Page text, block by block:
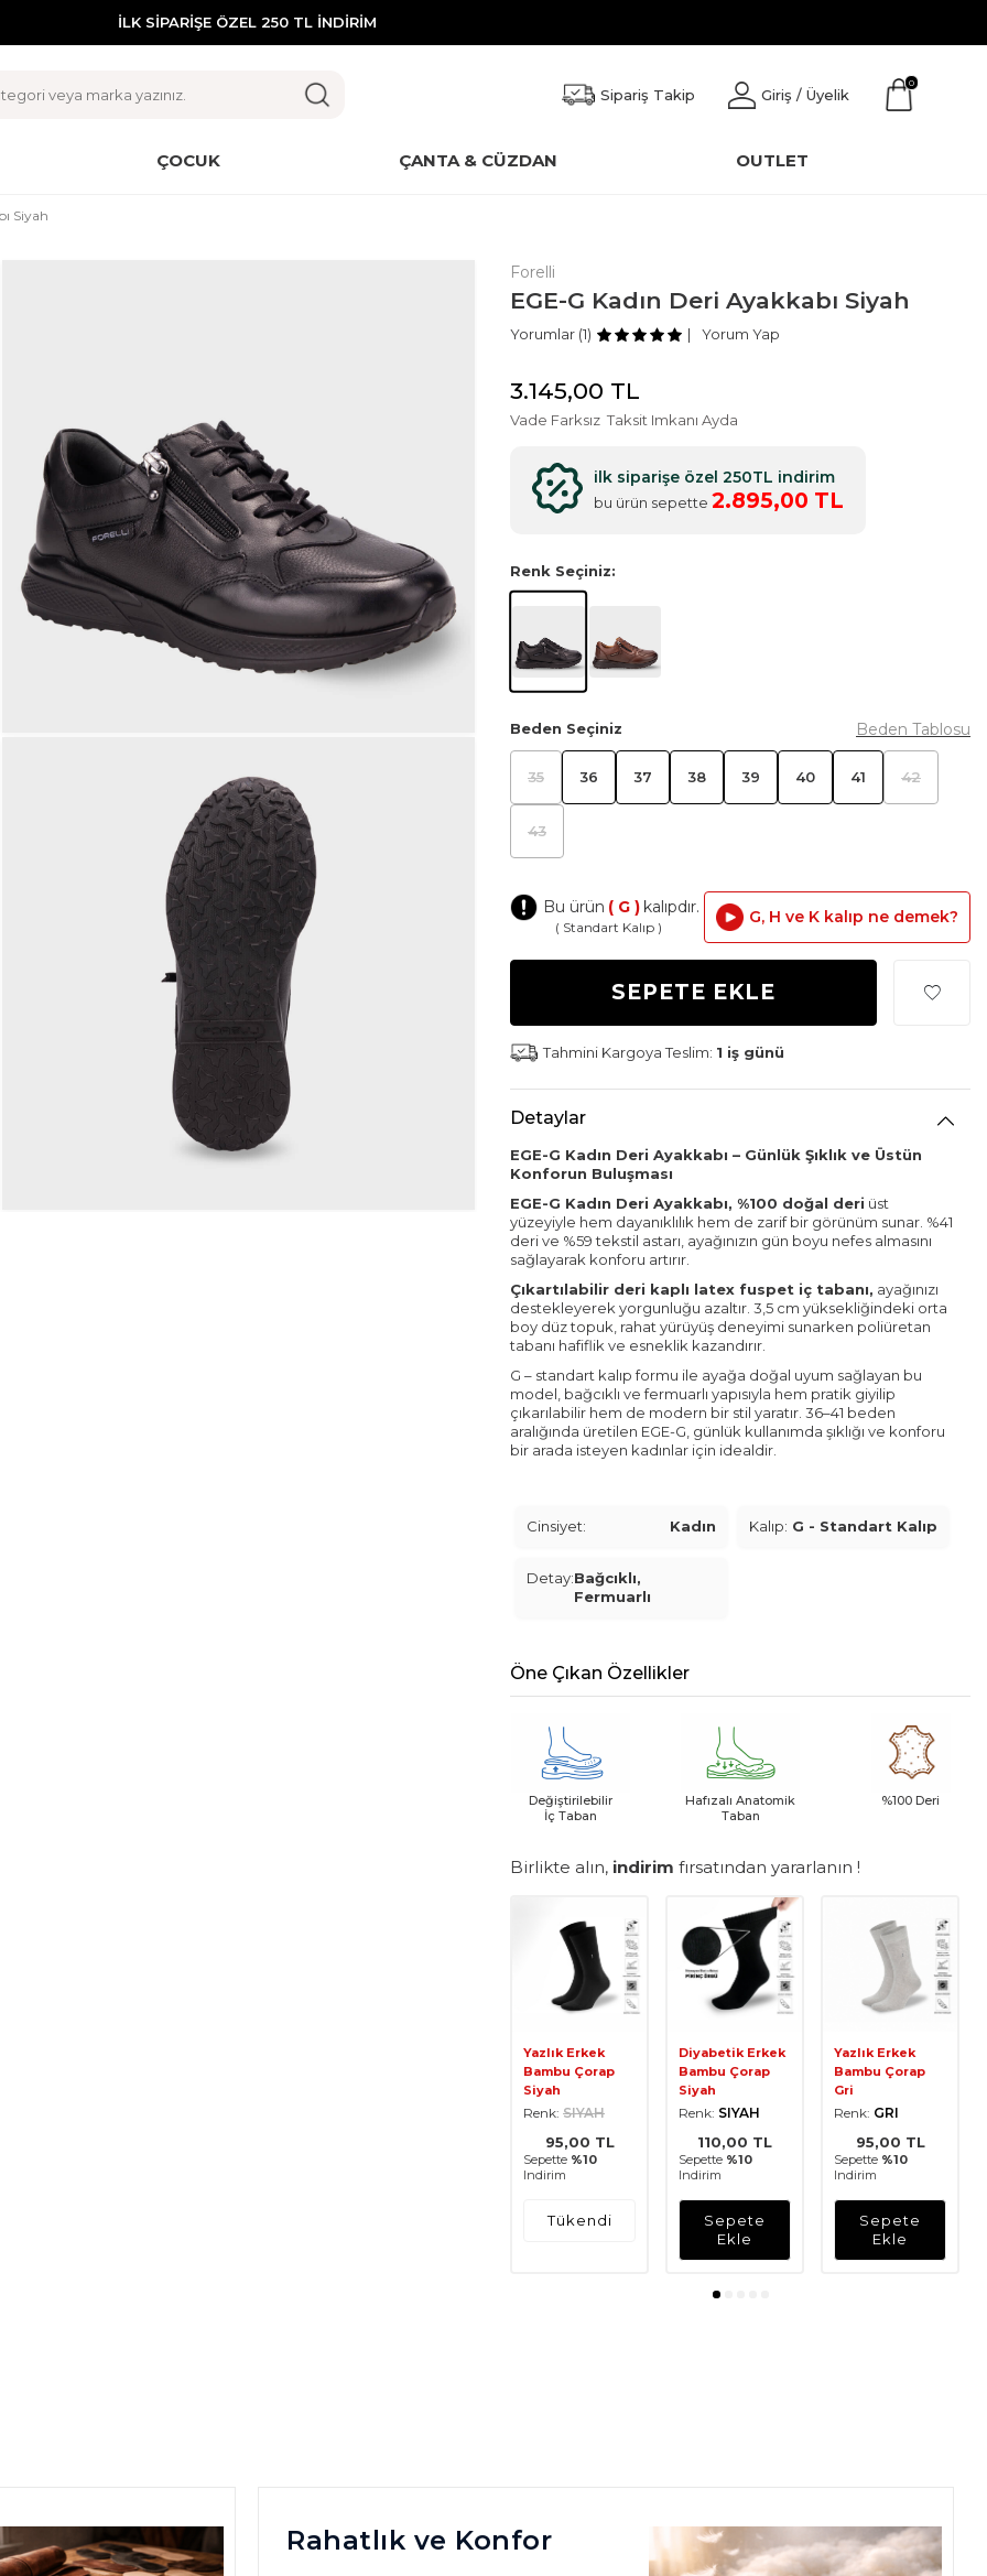
İLK SİPARİŞE ÖZEL 250 TL İNDİRİM
Sipariş Takip Giriş / Üyelik
0
ÇOCUK ÇANTA & CÜZDAN OUTLET
Siyah
Forelli
EGE-G Kadın Deri Ayakkabı Siyah
Yorumlar (1) Yorum Yap
3.145,00 TL
Vade Farksız Taksit Imkanı Ayda
ilk siparişe özel 250TL indirim
bu ürün sepette 2.895,00 TL
Renk Seçiniz:
Beden Seçiniz Beden Tablosu
35 36 37 38 39 40 41 42
43
Bu ürün ( G ) kalıpdır.
( Standart Kalıp ) G, H ve K kalıp ne demek?
SEPETE EKLE
Tahmini Kargoya Teslim: 1 iş günü
Detaylar
EGE-G Kadın Deri Ayakkabı – Günlük Şıklık ve Üstün
Konforun Buluşması
EGE-G Kadın Deri Ayakkabı, %100 doğal deri üst
yüzeyiyle hem dayanıklılık hem de zarif bir görünüm sunar. %41
deri ve %59 tekstil astarı, ayağınızın gün boyu nefes almasını
sağlayarak konforu artırır.
Çıkartılabilir deri kaplı latex fuspet iç tabanı, ayağınızı
destekleyerek yorgunluğu azaltır. 3,5 cm yüksekliğindeki orta
boy düz topuk, rahat yürüyüş deneyimi sunarken poliüretan
tabanı hafiflik ve esneklik kazandırır.
G – standart kalıp formu ile ayağa doğal uyum sağlayan bu
model, bağcıklı ve fermuarlı yapısıyla hem pratik giyilip
çıkarılabilir hem de modern bir stil yaratır. 36–41 beden
aralığında üretilen EGE-G, günlük kullanımda şıklığı ve konforu
bir arada isteyen kadınlar için idealdir.
Cinsiyet: Kadın Kalıp: G - Standart Kalıp
Detay:Bağcıklı,
Fermuarlı
Öne Çıkan Özellikler
Değiştirilebilir
İç Taban
Hafızalı Anatomik
Taban
%100 Deri
Birlikte alın, indirim fırsatından yararlanın !
Yazlık Erkek
Bambu Çorap
Siyah
Renk: SIYAH
95,00 TL
Sepette %10
Indirim
Tükendi
Diyabetik Erkek
Bambu Çorap
Siyah
Renk: SIYAH
110,00 TL
Sepette %10
Indirim
Sepete
Ekle
Yazlık Erkek
Bambu Çorap
Gri
Renk: GRI
95,00 TL
Sepette %10
Indirim
Sepete
Ekle
Rahatlık ve Konfor